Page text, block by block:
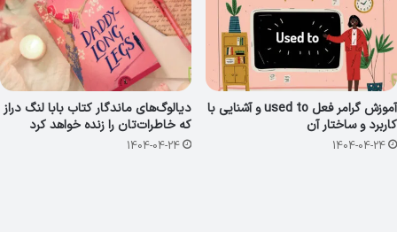
آموزش گرامر فعل used to و آشنایی با
کاربرد و ساختار آن
1404-04-24
دیالوگ‌های ماندگار کتاب بابا لنگ دراز
که خاطرات‌تان را زنده خواهد کرد
1404-04-24